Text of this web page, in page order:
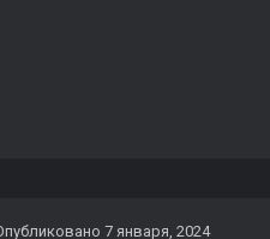
7 января, 2024